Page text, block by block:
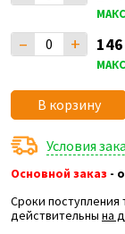
– + 146
В корзину
Условия
Основной заказ -
Сроки
действительны на